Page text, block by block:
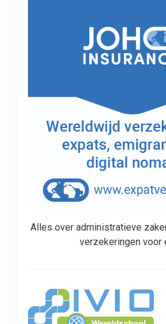
Alles over administratieve
verzekeringen voor